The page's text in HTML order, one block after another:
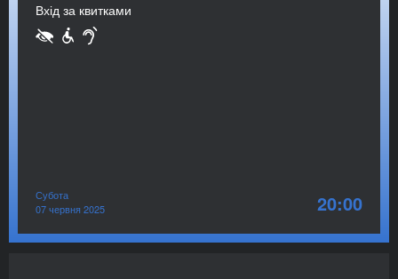
Вхід за квитками
Субота
07 червня 2025
20:00